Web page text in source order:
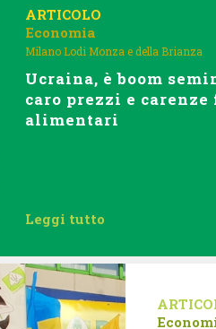
ARTICOLO
Economia
Milano Lodi Monza e della Brianza
Ucraina, è boom
caro prezzi e
alimentari
Leggi tutto